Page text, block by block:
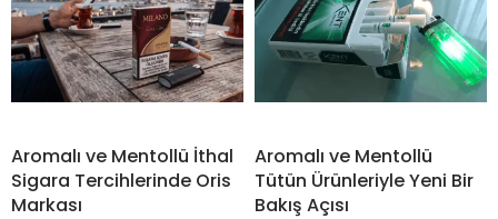
Aromalı ve Mentollü İthal
Sigara Tercihlerinde Oris
Markası
Aromalı ve Mentollü
Tütün Ürünleriyle Yeni Bir
Bakış Açısı